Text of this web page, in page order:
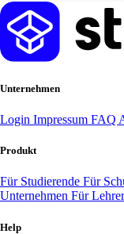
Unternehmen
Login Impressum FAQ
Produkt
Für Studierende Für
Unternehmen Für
Help